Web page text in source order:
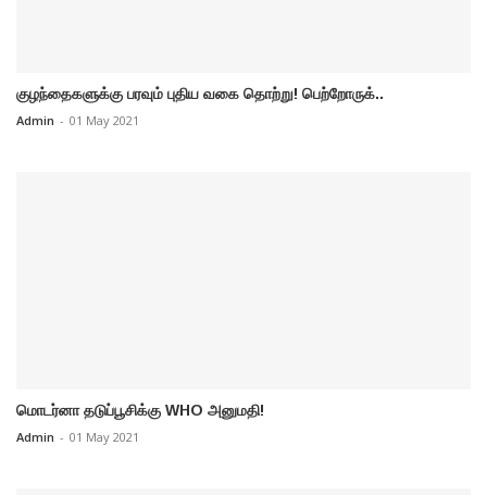
குழந்தைகளுக்கு பரவும் புதிய வகை தொற்று! பெற்றோருக்..
Admin - 01 May 2021
மொடர்னா தடுப்பூசிக்கு WHO அனுமதி!
Admin - 01 May 2021